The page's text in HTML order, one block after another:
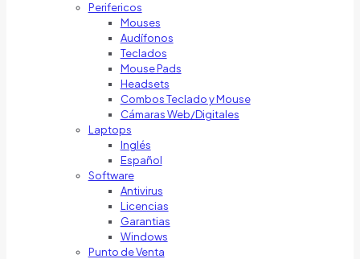
Perifericos
Mouses
Audífonos
Teclados
Mouse Pads
Headsets
Combos Teclado y Mouse
Cámaras Web/Digitales
Laptops
Inglés
Español
Software
Antivirus
Licencias
Garantias
Windows
Punto de Venta